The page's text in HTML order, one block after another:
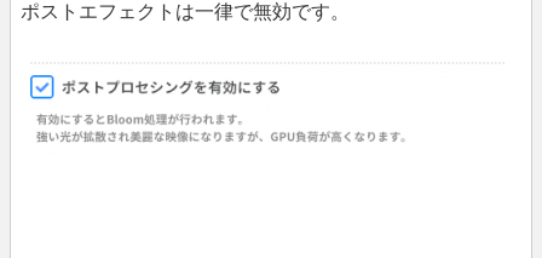
ポストエフェクトは一律で無効です。